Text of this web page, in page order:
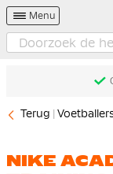
Menu
Terug
NIKE